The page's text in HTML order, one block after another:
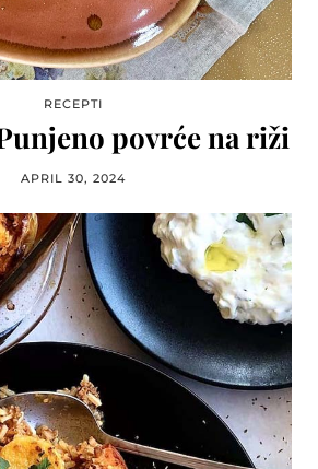
RECEPTI
povrće na riži
APRIL 30, 2024